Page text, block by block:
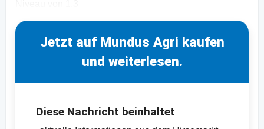
Jetzt auf Mundus Agri kaufen
und weiterlesen.
Diese Nachricht beinhaltet